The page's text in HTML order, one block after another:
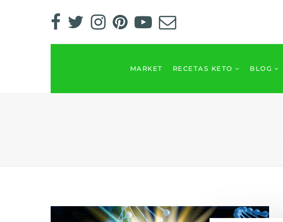
MARKET RECETAS KETO BLOG